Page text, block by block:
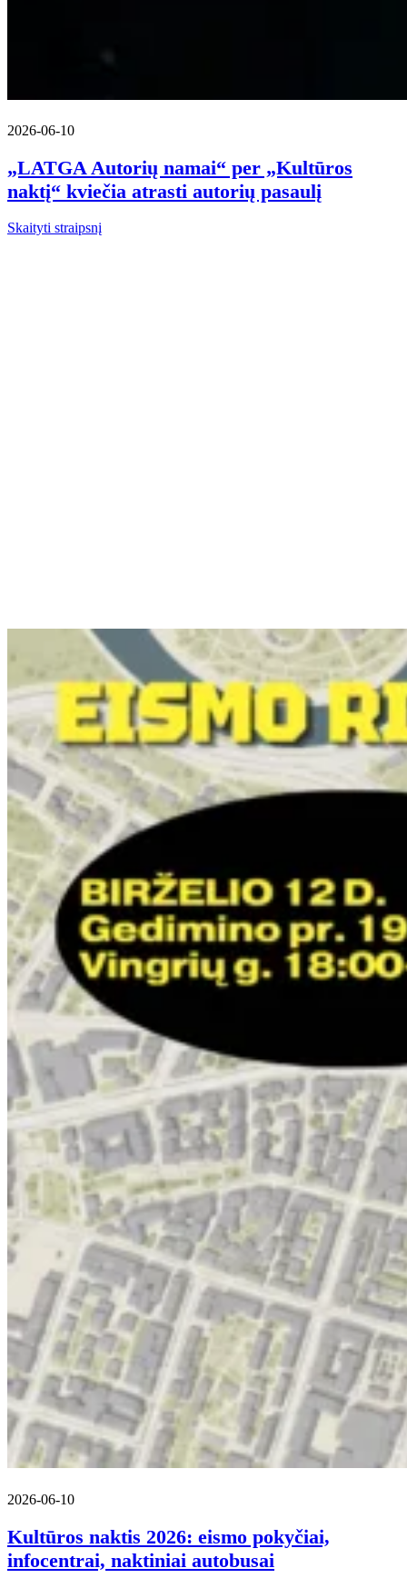
2026-06-10
„LATGA Autorių namai“ per „Kultūros
naktį“ kviečia atrasti autorių pasaulį
Skaityti straipsnį
2026-06-10
Kultūros naktis 2026: eismo pokyčiai,
infocentrai, naktiniai autobusai